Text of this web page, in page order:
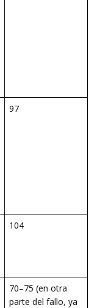
97
104
70–75 (en otra
parte del fallo, ya